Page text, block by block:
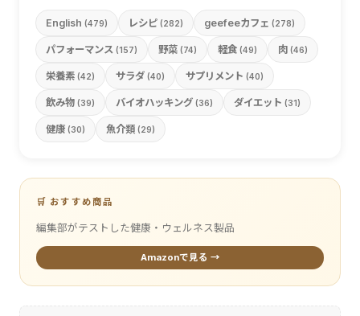
English (479) レシピ (282) geefeeカフェ (278)
パフォーマンス (157) 野菜 (74) 軽食 (49) 肉 (46)
栄養素 (42) サラダ (40) サプリメント (40)
飲み物 (39) バイオハッキング (36) ダイエット (31)
健康 (30) 魚介類 (29)
🛒 おすすめ商品
編集部がテストした健康・ウェルネス製品
Amazonで見る →